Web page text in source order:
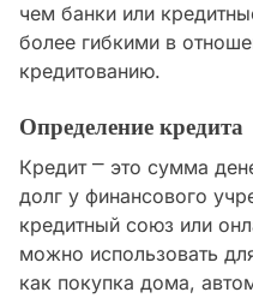
чем банки или
более гибкими в
кредитованию.
Определение кредита
Кредит ⎻ это сумма
долг у финансового
кредитный союз или
можно использовать
как покупка дома,